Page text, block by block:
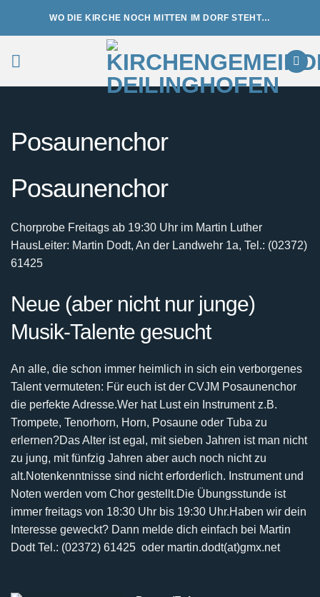
WO DIE KIRCHE NOCH MITTEN IM DORF STEHT…
Posaunenchor
Posaunenchor
Chorprobe Freitags ab 19:30 Uhr im Martin Luther
HausLeiter: Martin Dodt, An der Landwehr 1a, Tel.: (02372)
61425
Neue (aber nicht nur junge)
Musik-Talente gesucht
An alle, die schon immer heimlich in sich ein verborgenes
Talent vermuteten: Für euch ist der CVJM Posaunenchor
die perfekte Adresse.Wer hat Lust ein Instrument z.B.
Trompete, Tenorhorn, Horn, Posaune oder Tuba zu
erlernen?Das Alter ist egal, mit sieben Jahren ist man nicht
zu jung, mit fünfzig Jahren aber auch noch nichtzu
alt.Notenkenntnisse sind nicht erforderlich. Instrument und
Noten werden vom Chor gestellt.Die Übungsstunde ist
immer freitags von 18:30 Uhr bis 19:30 Uhr.Haben wir dein
Interesse geweckt? Dann melde dich einfach bei Martin
Dodt Tel.: (02372) 61425 oder martin.dodt(at)gmx.net